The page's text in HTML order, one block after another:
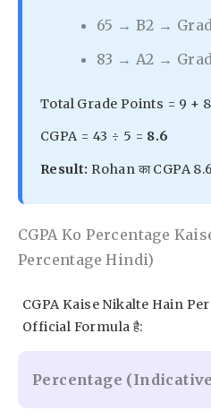
65 → B2 →
83 → A2 →
Total Grade Points = 9 + 8
CGPA = 43 ÷ 5 = 8.6
Result: Rohan का CGPA
CGPA Ko Percentage
Percentage Hindi)
CGPA Kaise Nikalte Hain
Official Formula है:
Percentage